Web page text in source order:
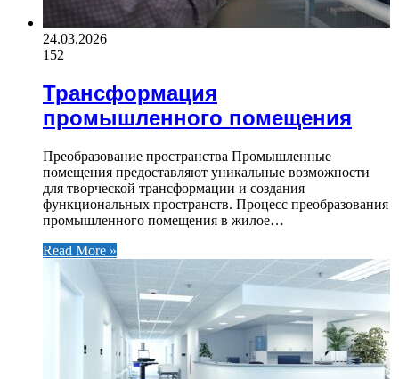
24.03.2026
152
Трансформация
промышленного помещения
Преобразование пространства Промышленные
помещения предоставляют уникальные возможности
для творческой трансформации и создания
функциональных пространств. Процесс преобразования
промышленного помещения в жилое…
Read More »